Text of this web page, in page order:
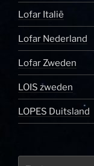
Lofar Italië
Lofar Nederland
Lofar Zweden
LOIS zweden
LOPES Duitsland